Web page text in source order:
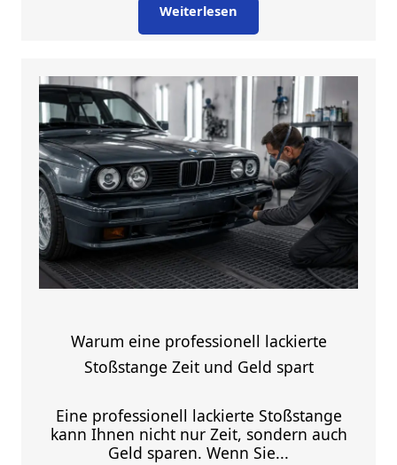
Weiterlesen
Warum eine professionell lackierte
Stoßstange Zeit und Geld spart
Eine professionell lackierte Stoßstange
kann Ihnen nicht nur Zeit, sondern auch
Geld sparen. Wenn Sie...